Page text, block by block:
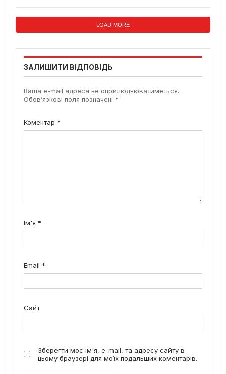
LOAD MORE
ЗАЛИШИТИ ВІДПОВІДЬ
Ваша e-mail адреса не оприлюднюватиметься.
Обов’язкові поля позначені *
Коментар *
Ім'я *
Email *
Сайт
Зберегти моє ім'я, e-mail, та адресу сайту в
цьому браузері для моїх подальших коментарів.